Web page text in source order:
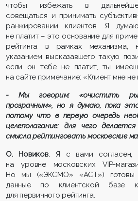
чтобы избежать в
совещаться и принимать
ранжировании клиентов. Я
не платит – это основание для
рейтинга в рамках механизма,
указанием высказавшего такую
если он тебе не платит, ты
на сайте примечание: «Клиент мне не
- Мы говорим: «очистить
прозрачным», но я думаю, пока
потому что в первую очередь
целеполагание: для чего
смысла рейтинговать московские
О. Новиков: Я с вами согласен,
на уровне московских VIP-
Но мы («ЭКСМО» «АСТ») готовы
данные по клиентской базе
для первичного рейтинга.